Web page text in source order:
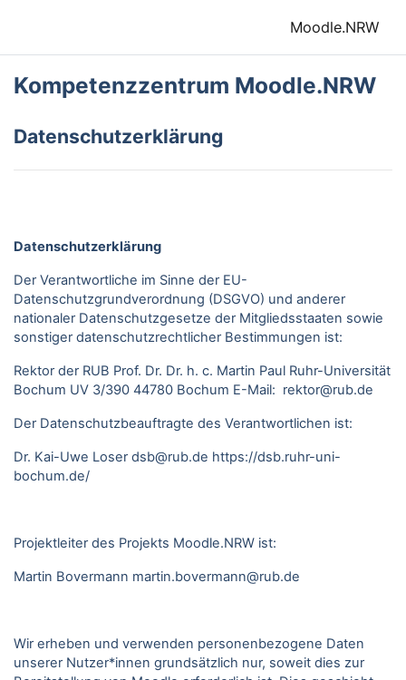
Moodle.NRW
Kompetenzzentrum Moodle.NRW
Datenschutzerklärung
Datenschutzerklärung
Der Verantwortliche im Sinne der EU-
Datenschutzgrundverordnung (DSGVO) und anderer
nationaler Datenschutzgesetze der Mitgliedsstaaten sowie
sonstiger datenschutzrechtlicher Bestimmungen ist:
Rektor der RUB Prof. Dr. Dr. h. c. Martin Paul Ruhr-Universität
Bochum UV 3/390 44780 Bochum E-Mail: rektor@rub.de
Der Datenschutzbeauftragte des Verantwortlichen ist:
Dr. Kai-Uwe Loser dsb@rub.de https://dsb.ruhr-uni-
bochum.de/
Projektleiter des Projekts Moodle.NRW ist:
Martin Bovermann martin.bovermann@rub.de
Wir erheben und verwenden personenbezogene Daten
unserer Nutzer*innen grundsätzlich nur, soweit dies zur